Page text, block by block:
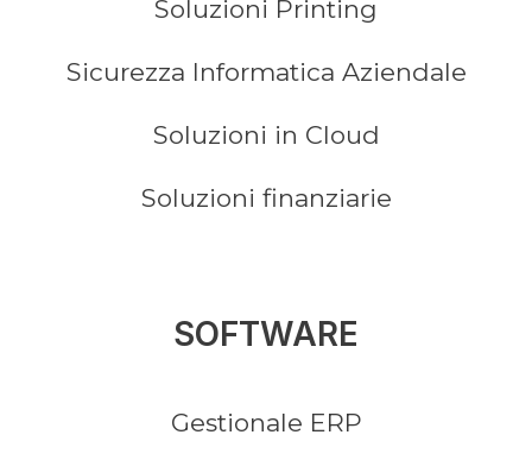
Soluzioni Printing
Sicurezza Informatica Aziendale
Soluzioni in Cloud
Soluzioni finanziarie
SOFTWARE
Gestionale ERP